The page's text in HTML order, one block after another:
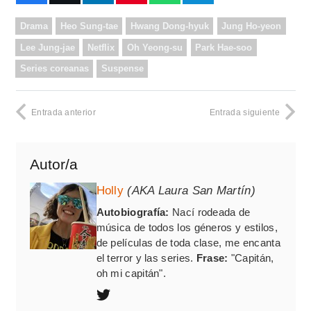
Drama Heo Sung-tae Hwang Dong-hyuk Jung Ho-yeon
Lee Jung-jae Netflix Oh Yeong-su Park Hae-soo
Series coreanas Suspense
Entrada anterior Entrada siguiente
Autor/a
Holly (AKA Laura San Martín)
Autobiografía: Nací rodeada de
música de todos los géneros y estilos,
de películas de toda clase, me encanta
el terror y las series. Frase: "Capitán,
oh mi capitán".